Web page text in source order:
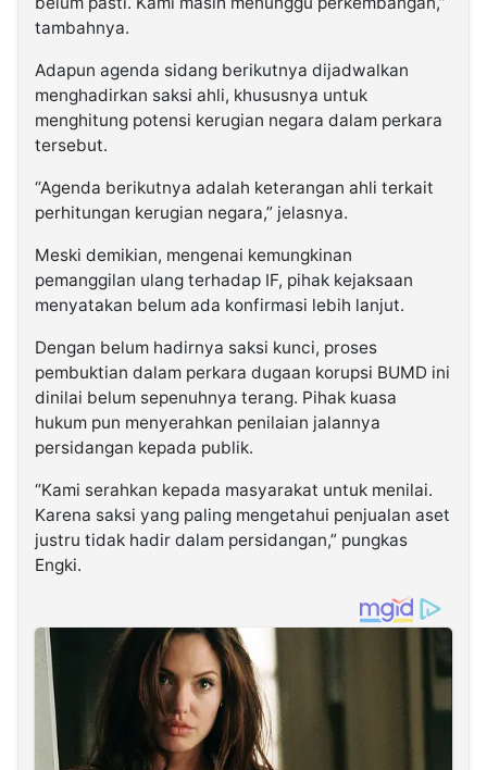
tambahnya.
Adapun agenda sidang berikutnya dijadwalkan
menghadirkan saksi ahli, khususnya untuk
menghitung potensi kerugian negara dalam perkara
tersebut.
“Agenda berikutnya adalah keterangan ahli terkait
perhitungan kerugian negara,” jelasnya.
Meski demikian, mengenai kemungkinan
pemanggilan ulang terhadap IF, pihak kejaksaan
menyatakan belum ada konfirmasi lebih lanjut.
Dengan belum hadirnya saksi kunci, proses
pembuktian dalam perkara dugaan korupsi BUMD ini
dinilai belum sepenuhnya terang. Pihak kuasa
hukum pun menyerahkan penilaian jalannya
persidangan kepada publik.
“Kami serahkan kepada masyarakat untuk menilai.
Karena saksi yang paling mengetahui penjualan aset
justru tidak hadir dalam persidangan,” pungkas
Engki.